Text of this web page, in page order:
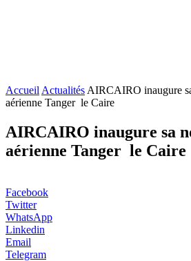
Accueil Actualités AIRCAIRO inaugure
aérienne Tanger le Caire
AIRCAIRO inaugure sa
aérienne Tanger le Caire
Facebook
Twitter
WhatsApp
Linkedin
Email
Telegram